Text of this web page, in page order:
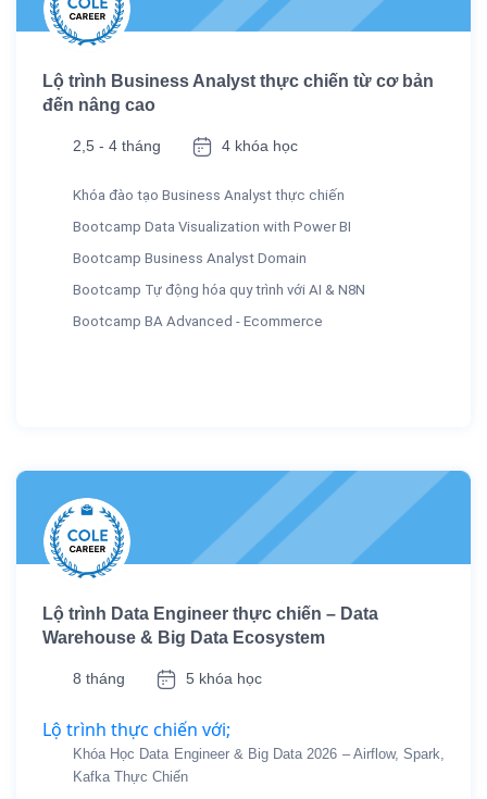
Lộ trình Business Analyst thực chiến từ cơ bản
đến nâng cao
2,5 - 4 tháng 4 khóa học
Khóa đào tạo Business Analyst thực chiến
Bootcamp Data Visualization with Power BI
Bootcamp Business Analyst Domain
Bootcamp Tự động hóa quy trình với AI & N8N
Bootcamp BA Advanced - Ecommerce
Lộ trình Data Engineer thực chiến – Data
Warehouse & Big Data Ecosystem
8 tháng 5 khóa học
Lộ trình thực chiến với;
Khóa Học Data Engineer & Big Data 2026 – Airflow, Spark,
Kafka Thực Chiến